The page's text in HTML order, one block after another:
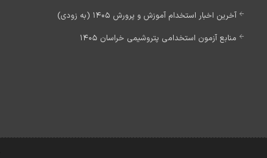
آخرین اخبار استخدام آموزش و پرورش 1405 (به زودی)
منابع آزمون استخدامی پتروشیمی خراسان 1405